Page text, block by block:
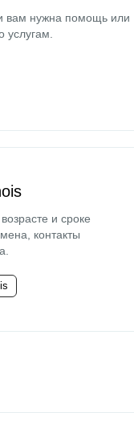
вам нужна помощь или
услугам.
и сроке
контакты